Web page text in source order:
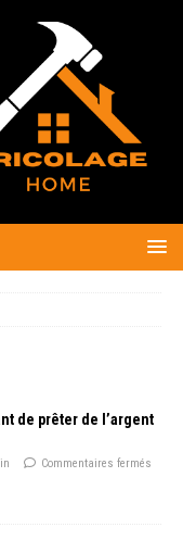
de prêter de l’argent
Commentaires fermés